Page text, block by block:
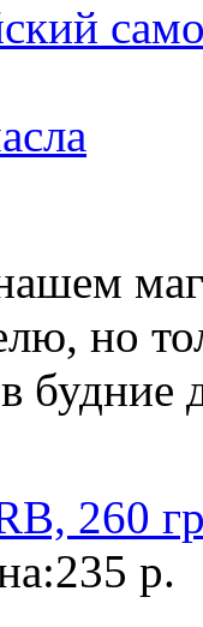
но
будние
260
235 р.